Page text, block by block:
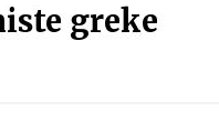
SI MËSUES I
greke